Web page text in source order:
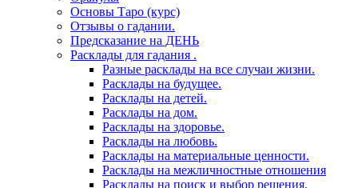
Основы Таро (курс)
Отзывы о гадании.
Предсказание на ДЕНЬ
Расклады для гадания .
Разные расклады на все случаи жизни.
Расклады на будущее.
Расклады на детей.
Расклады на дом.
Расклады на здоровье.
Расклады на любовь.
Расклады на материальные ценности.
Расклады на межличностные отношения
Расклады на поиск и выбор решения.